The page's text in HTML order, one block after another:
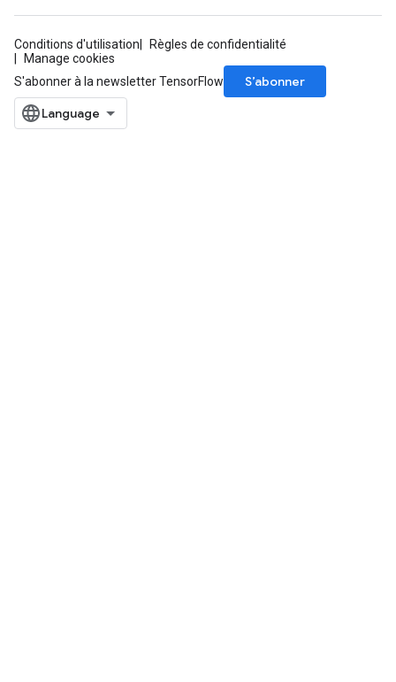
Conditions d'utilisation
Règles de confidentialité
Manage cookies
S'abonner à la newsletter TensorFlow
S’abonner